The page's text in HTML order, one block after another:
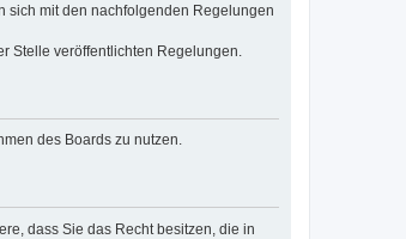
sich mit den nachfolgenden Regelungen
Stelle veröffentlichten Regelungen.
des Boards zu nutzen.
dass Sie das Recht besitzen, die in